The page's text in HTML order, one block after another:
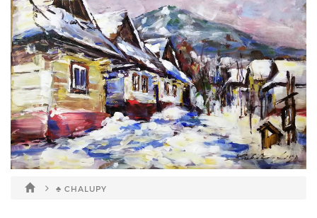
♣ CHALUPY